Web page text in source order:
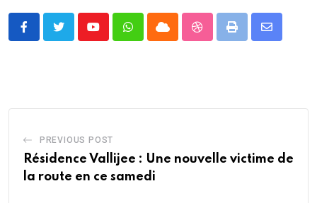
YoutubeWhatsappCloud StumbleUpon
Print
Share
PREVIOUS POST
Résidence Vallijee : Une nouvelle victime de
la route en ce samedi